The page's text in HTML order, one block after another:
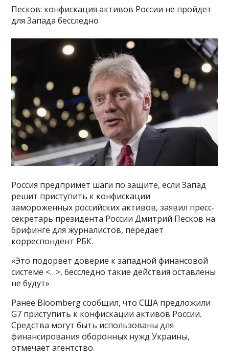
Песков: конфискация активов России не пройдет
для Запада бесследно
Россия предпримет шаги по защите, если Запад
решит приступить к конфискации
замороженных российских активов, заявил пресс-
секретарь президента России Дмитрий Песков на
брифинге для журналистов, передает
корреспондент РБК.
«Это подорвет доверие к западной финансовой
системе <…>, бесследно такие действия оставлены
не будут»
Ранее Bloomberg сообщил, что США предложили
G7 приступить к конфискации активов России.
Средства могут быть использованы для
финансирования оборонных нужд Украины,
отмечает агентство.